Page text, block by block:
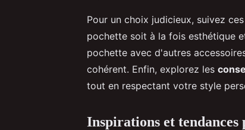
Pour un choix judicieux, suivez ces
pochette soit à la fois esthétique
pochette avec d'autres
cohérent. Enfin, explorez les
tout en respectant votre style
Inspirations et tendances